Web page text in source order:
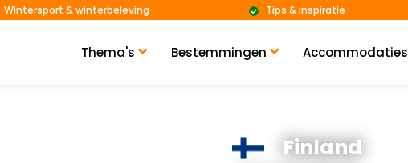
Thema's Bestemmingen Accommodaties
Wintersport & winterbeleving Tips & inspiratie
Finland